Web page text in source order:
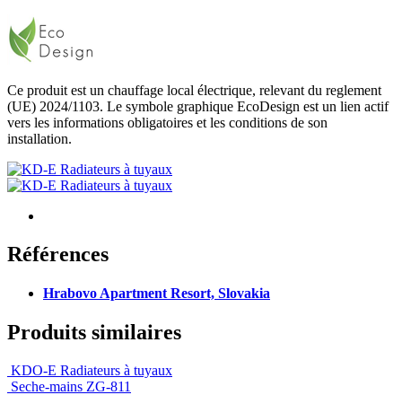
Ce produit est un chauffage local électrique, relevant du reglement
(UE) 2024/1103. Le symbole graphique EcoDesign est un lien actif
vers les informations obligatoires et les conditions de son
installation.
Références
Hrabovo Apartment Resort, Slovakia
Produits similaires
KDO-E Radiateurs à tuyaux
Seche-mains ZG-811